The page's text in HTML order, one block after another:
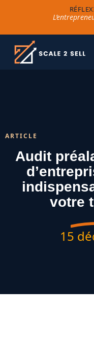
ARTICLE
Audit
votre
15